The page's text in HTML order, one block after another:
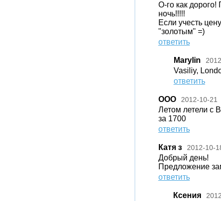
О-го как дорого!
ночь!!!!!
Если учесть
"золотым" =)
ответить
Marylin
Vasiliy,
ответить
ООО 2012-10-21
Летом летели с
за 1700
ответить
Катя з 2012-10-
Добрый день!
Предложение
ответить
Ксения